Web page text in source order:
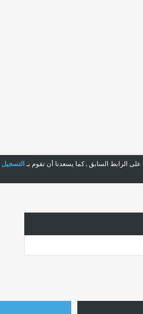
الرابط السابق , كما يسعدنا أن تقوم بـالتسجيل